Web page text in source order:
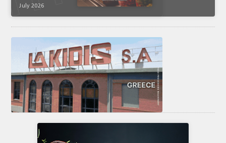
July 2026